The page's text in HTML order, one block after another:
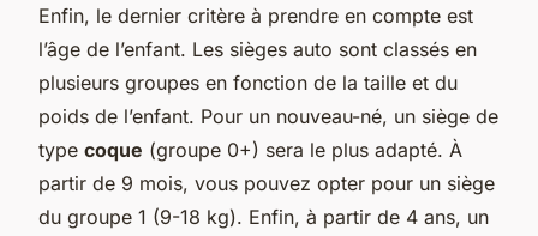
Enfin, le dernier critère à prendre en compte est
l’âge de l’enfant. Les sièges auto sont classés en
plusieurs groupes en fonction de la taille et du
poids de l’enfant. Pour un nouveau-né, un siège de
type coque (groupe 0+) sera le plus adapté. À
partir de 9 mois, vous pouvez opter pour un siège
du groupe 1 (9-18 kg). Enfin, à partir de 4 ans, un